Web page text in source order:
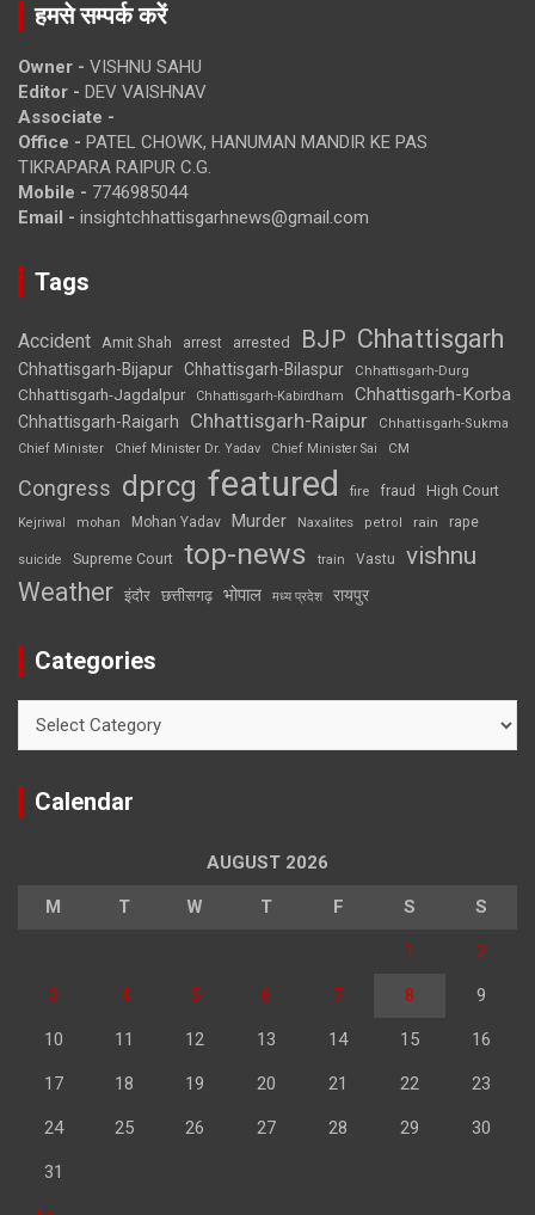
हमसे सम्पर्क करें
Owner - VISHNU SAHU
Editor - DEV VAISHNAV
Associate -
Office - PATEL CHOWK, HANUMAN MANDIR KE PAS
TIKRAPARA RAIPUR C.G.
Mobile - 7746985044
Email - insightchhattisgarhnews@gmail.com
Tags
Accident Amit Shah arrest arrested BJP Chhattisgarh
Chhattisgarh-Bijapur Chhattisgarh-Bilaspur Chhattisgarh-Durg
Chhattisgarh-Jagdalpur Chhattisgarh-Kabirdham Chhattisgarh-Korba
Chhattisgarh-Raigarh Chhattisgarh-Raipur
Chhattisgarh-Sukma
Chief Minister
Chief Minister Dr. Yadav Chief Minister Sai CM
Congress dprcg featured fire fraud High Court
Kejriwal mohan Mohan Yadav Murder Naxalites petrol rain rape
suicide Supreme Court top-news train Vastu vishnu
Weather इंदौर छत्तीसगढ़ भोपाल मध्य प्रदेश रायपुर
Categories
Calendar
AUGUST 2026
M T W T F S S
1 2
3 4 5 6 7 8 9
10 11 12 13 14 15 16
17 18 19 20 21 22 23
24 25 26 27 28 29 30
31